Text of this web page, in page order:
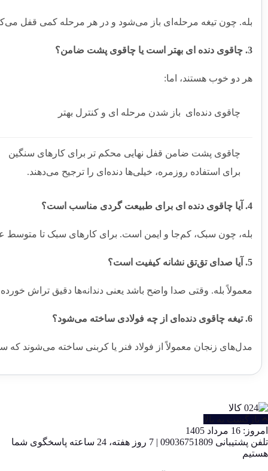
بله. چون تیغه مرحله‌ای باز می‌شود و در هر مرحله کمی قفل
3. چاقوی دنده‌ ای بهتر است یا چاقوی پشت‌ ضامن؟
هر دو خوب هستند، اما:
چاقوی دنده‌ای باز شدن مرحله‌ ای و کنترل بهتر
چاقوی پشت‌ ضامن قفل نهایی محکم‌ تر برای کارهای سنگین
برای استفاده روزمره، خیلی‌ها دنده‌ای را ترجیح می‌دهند.
4. آیا چاقوی دنده‌ ای برای طبیعت‌ گردی مناسب است؟
بله، چون سبک، کم‌جا و ایمن است. برای کارهای سبک تا متوسط
5. آیا صدای تق‌تق نشانه کیفیت است؟
معمولاً بله. وقتی صدا واضح باشد یعنی دندانه‌ها دقیق تراش
6. تیغه چاقوی دنده‌ای از چه فولادی ساخته می‌شود؟
مدل‌های زنجان معمولاً از فولاد فنر یا کربنی ساخته می‌شوند که
امروز: 16 مرداد 1405
تلفن پشتیبانی 09036751809 | 7 روز هفته، 24 ساعته پاسخگوی شما
هستیم